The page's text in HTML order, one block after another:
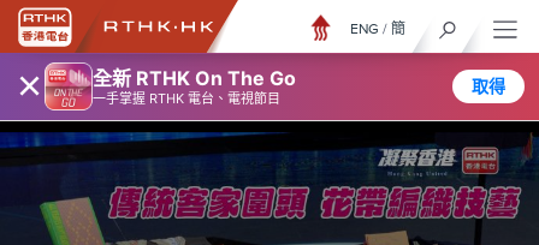
× 全新 RTHK On The Go
一手掌握 RTHK 電台、電視節目
取得
ENG / 簡